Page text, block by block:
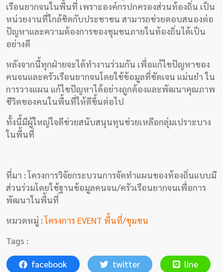
เรือนยากจนในพื้นที่ เพราะองค์กรปกครองส่วนท้องถิ่น เป็น
หน่วยงานที่ใกล้ชิดกับประชาชน สามารถช่วยตอบสนองต่อ
ปัญหาและความต้องการของชุมชนภายในท้องถิ่นได้เป็น
อย่างดี
หลังจากนี้ทุกฝ่ายจะได้ทำงานร่วมกัน เพื่อแก้ไขปัญหาของ
คนจนและครัวเรือนยากจนโดยใช้ข้อมูลที่ชัดเจน แม่นยำ ใน
การวางแผน แก้ไขปัญหาได้อย่างถูกต้องและพัฒนาคุณภาพ
ชีวิตของคนในพื้นที่ให้ดีขึ้นต่อไป
ทั้งนี้มีผู้ใหญ่ใจดีช่วยสนับสนุนทุนช่วยเหลือกลุ่มเปราะบาง
ในพื้นที่
ที่มา : โครงการวิจัยกระบวนการจัดทำแผนของท้องถิ่นแบบมี
ส่วนร่วมโดยใช้ฐานข้อมูลคนจน/ครัวเรือนยากจนเพื่อการ
พัฒนาในพื้นที่
หมวดหมู่ :โครงการ EVENT พื้นที่/ชุมชน
Tags :
facebook twitter line